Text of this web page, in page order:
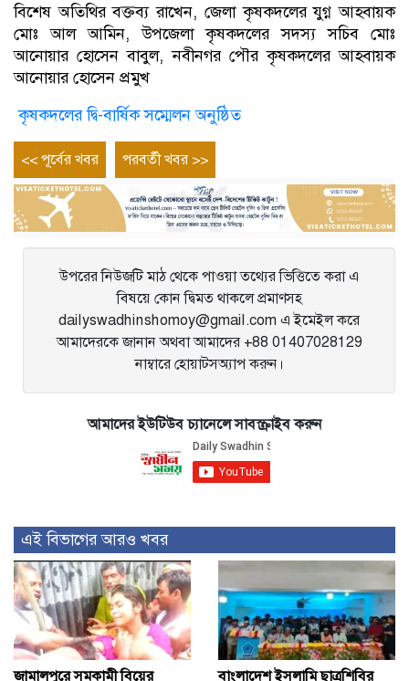
বিশেষ অতিথির বক্তব্য রাখেন, জেলা কৃষকদলের যুগ্ন আহবায়ক
মোঃ আল আমিন, উপজেলা কৃষকদলের সদস্য সচিব মোঃ
আনোয়ার হোসেন বাবুল, নবীনগর পৌর কৃষকদলের আহবায়ক
আনোয়ার হোসেন প্রমুখ
কৃষকদলের দ্বি-বার্ষিক সম্মেলন অনুষ্ঠিত
Post
navigation
<< পূর্বের খবর
Previous
entry
পরবর্তী খবর >>
উপরের নিউজটি মাঠ থেকে পাওয়া তথ্যের ভিত্তিতে করা এ
বিষয়ে কোন দ্বিমত থাকলে প্রমাণসহ
dailyswadhinshomoy@gmail.com এ ইমেইল করে
আমাদেরকে জানান অথবা আমাদের +88 01407028129
নাম্বারে হোয়াটসঅ্যাপ করুন।
আমাদের ইউটিউব চ্যানেলে সাবস্ক্রাইব করুন
এই বিভাগের আরও খবর
জামালপুরে সমকামী বিয়ের বাংলাদেশ ইসলামি ছাত্রশিবির